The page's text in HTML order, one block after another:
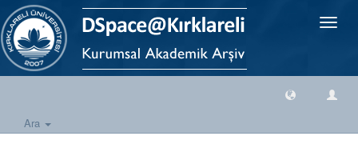
Geçiş
Ara